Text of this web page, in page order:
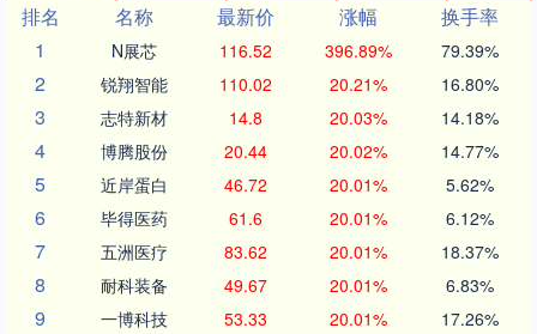
排名
名称 最新价 涨幅
换手率
1
N展芯 116.52 396.89% 79.39%
2 锐翔智能 110.02 20.21% 16.80%
3 志特新材 14.8 20.03% 14.18%
4 博腾股份 20.44 20.02% 14.77%
5 近岸蛋白 46.72 20.01% 5.62%
6 毕得医药 61.6 20.01% 6.12%
7 五洲医疗 83.62 20.01% 18.37%
8 耐科装备 49.67 20.01% 6.83%
9 一博科技 53.33 20.01% 17.26%